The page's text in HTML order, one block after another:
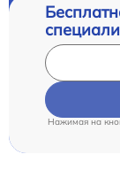
Нажимая на